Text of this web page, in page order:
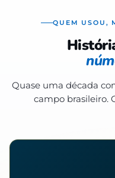
QUEM USOU,
Quase uma década
campo brasileiro.